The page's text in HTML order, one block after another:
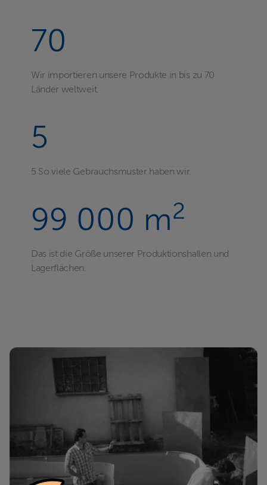
70
Wir importieren unsere Produkte in bis zu 70
Länder weltweit.
5
5 So viele Gebrauchsmuster haben wir.
99 000 m2
Das ist die Größe unserer Produktionshallen und
Lagerflächen.